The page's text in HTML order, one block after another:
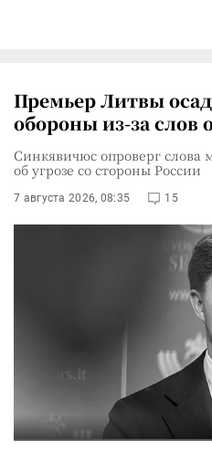
Премьер Литвы
обороны из-за слов
Синкявичюс опроверг
об угрозе со стороны России
7 августа 2026, 08:35 15